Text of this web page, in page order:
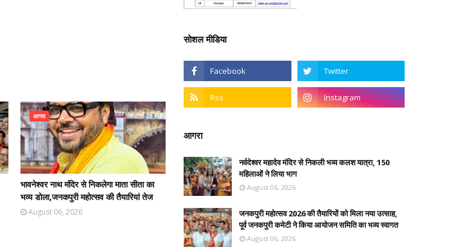
आगरा
भावनेश्वर नाथ मंदिर से निकलेगा माता सीता का
भव्य डोला,जनकपुरी महोत्सव की तैयारियां तेज
August 06, 2026
सोशल मीडिया
आगरा
नर्वदेश्वर महादेव मंदिर से निकली भव्य कलश यात्रा, 150
महिलाओं ने लिया भाग
August 06, 2026
जनकपुरी महोत्सव 2026 की तैयारियों को मिला नया उत्साह,
पूर्व जनकपुरी कमेटी ने किया आयोजन समिति का भव्य स्वागत
August 06, 2026